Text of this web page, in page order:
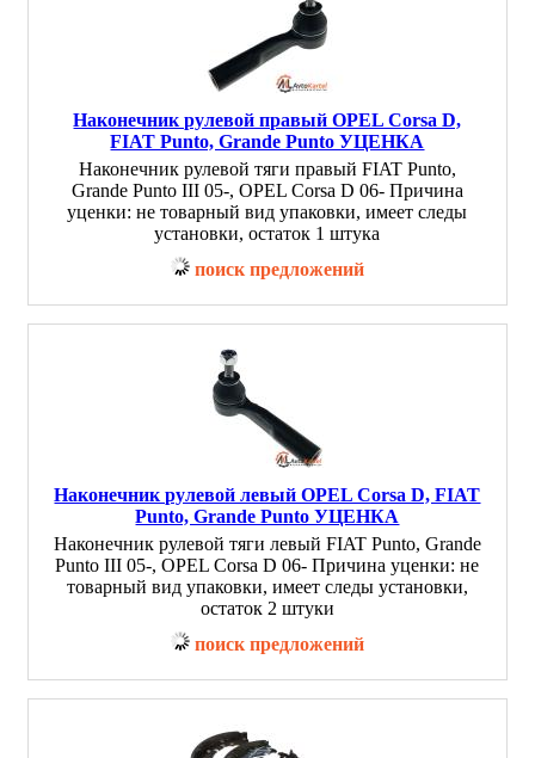
Наконечник рулевой правый OPEL Corsa D,
FIAT Punto, Grande Punto УЦЕНКА
Наконечник рулевой тяги правый FIAT Punto,
Grande Punto III 05-, OPEL Corsa D 06- Причина
уценки: не товарный вид упаковки, имеет следы
установки, остаток 1 штука
поиск предложений
Наконечник рулевой левый OPEL Corsa D, FIAT
Punto, Grande Punto УЦЕНКА
Наконечник рулевой тяги левый FIAT Punto, Grande
Punto III 05-, OPEL Corsa D 06- Причина уценки: не
товарный вид упаковки, имеет следы установки,
остаток 2 штуки
поиск предложений